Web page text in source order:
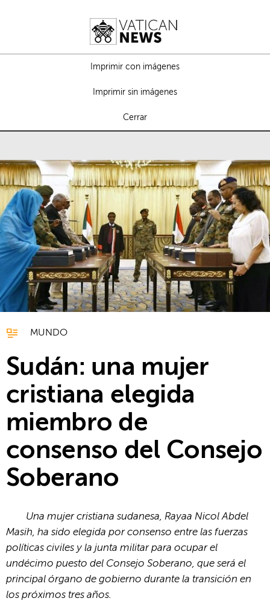
Imprimir con imágenes
Imprimir sin imágenes
Cerrar
MUNDO
Sudán: una mujer
cristiana elegida
miembro de
consenso del Consejo
Soberano
Una mujer cristiana sudanesa, Rayaa Nicol Abdel
Masih, ha sido elegida por consenso entre las fuerzas
políticas civiles y la junta militar para ocupar el
undécimo puesto del Consejo Soberano, que será el
principal órgano de gobierno durante la transición en
los próximos tres años.